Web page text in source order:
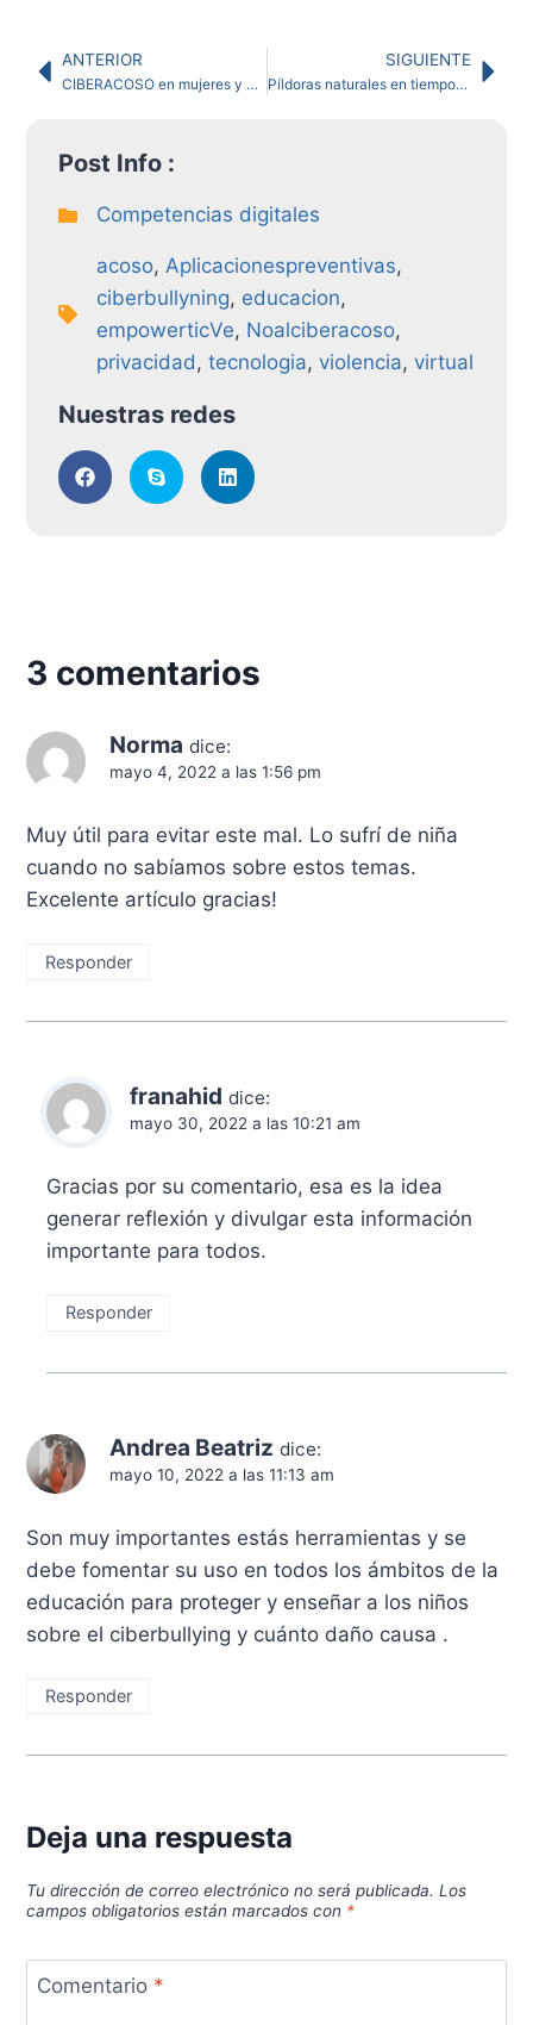
ANTERIOR
CIBERACOSO en mujeres y niñas👭​: el desafío para desenmascararlo👁️‍🗨️
SIGUIENTE
Píldoras naturales en tiempos Post COVID-19
Post Info :
Competencias digitales
acoso,Aplicacionespreventivas,
ciberbullyning, educacion,
empowerticVe, Noalciberacoso,
privacidad,tecnologia,violencia,virtual
Nuestras redes
3 comentarios
Norma dice:
mayo 4, 2022 a las 1:56 pm
Muy útil para evitar este mal. Lo sufrí de niña
cuando no sabíamos sobre estos temas.
Excelente artículo gracias!
Responder
franahid dice:
mayo 30, 2022 a las 10:21 am
Gracias por su comentario, esa es la idea
generar reflexión y divulgar esta información
importante para todos.
Responder
Andrea Beatriz dice:
mayo 10, 2022 a las 11:13 am
Son muy importantes estás herramientas y se
debe fomentar su uso en todos los ámbitos de la
educación para proteger y enseñar a los niños
sobre el ciberbullying y cuánto daño causa .
Responder
Deja una respuesta
Tu dirección de correo electrónico no será publicada. Los
campos obligatorios están marcados con *
Comentario *